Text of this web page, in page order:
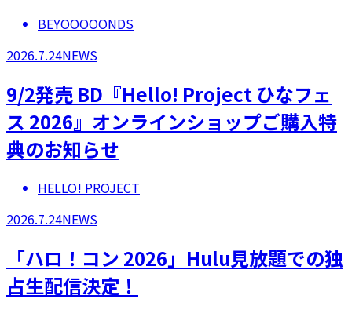
BEYOOOOONDS
2026.7.24NEWS
9/2発売 BD『Hello! Project ひなフェ
ス 2026』オンラインショップご購入特
典のお知らせ
HELLO! PROJECT
2026.7.24NEWS
「ハロ！コン 2026」Hulu見放題での独
占生配信決定！